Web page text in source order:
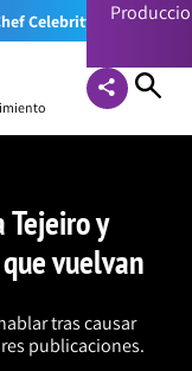
Celebrity Colombia
Tejeiro y
vuelvan
tras causar
publicaciones.